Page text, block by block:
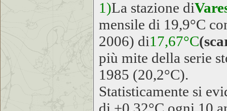
1)La stazione di
mensile di 19,9°C
2006) di17,67°C
più mite della serie
1985 (20,2°C).
Statisticamente si